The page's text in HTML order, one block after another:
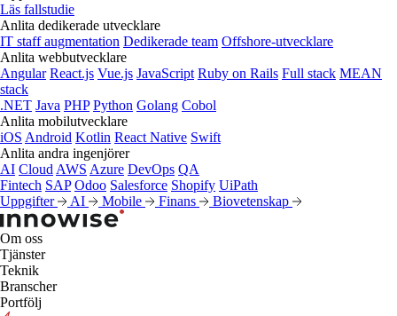
Läs fallstudie
Anlita dedikerade utvecklare
IT staff augmentation Dedikerade team Offshore-utvecklare
Anlita webbutvecklare
Angular React.js Vue.js JavaScript Ruby on Rails Full stack MEAN
stack
.NET Java PHP Python Golang Cobol
Anlita mobilutvecklare
iOS Android Kotlin React Native Swift
Anlita andra ingenjörer
AI Cloud AWS Azure DevOps QA
Fintech SAP Odoo Salesforce Shopify UiPath
Uppgifter
AI Mobile Finans Biovetenskap
Om oss
Tjänster
Teknik
Branscher
Portfölj